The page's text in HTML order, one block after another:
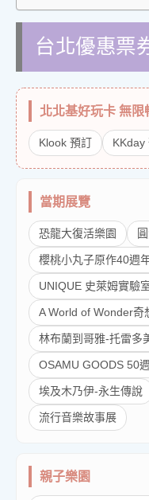
台北優惠票
北北基好玩卡 無限
Klook 預訂 KKday
當期展覽
恐龍大復活樂園
櫻桃小丸子原作40週
UNIQUE 史萊姆實驗
A World of Wonder奇
林布蘭到哥雅-托雷多
OSAMU GOODS 50
埃及木乃伊-永生傳說
流行音樂故事展
親子樂園